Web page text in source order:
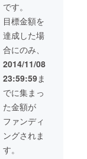
ト ■日
本一受
賞米・
銀の朏
（みか
づき）
新米2kg
※いわな
提
供・・
・小坂
町淡水
魚養殖
です。
目標金額を
達成した場
合にのみ、
2014/11/08
23:59:59ま
でに集まっ
た金額が
ファンディ
ングされま
す。